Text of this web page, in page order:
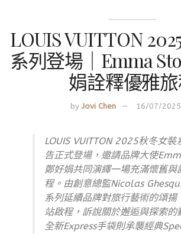
LOUIS VUITTON
系列登場｜Emma
娟詮釋優雅
by Jovi Chen 16/07/2025
LOUIS VUITTON 2025秋冬女裝
告正式登場，邀請品牌大使
鄭好娟共同演繹一場充滿懷舊與
程。由創意總監Nicolas
系列延續品牌對旅行藝術的頌揚
站啟程，訴說關於邂逅與探索的
全新Express手袋則承襲經典